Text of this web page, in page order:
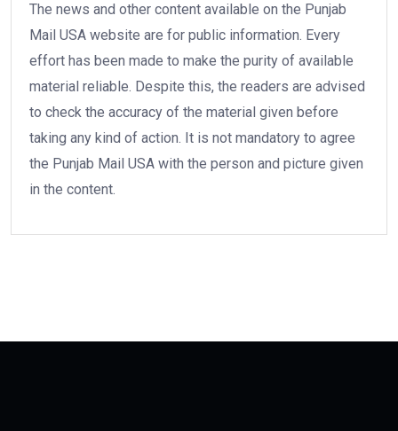
The news and other content available on the Punjab
Mail USA website are for public information. Every
effort has been made to make the purity of available
material reliable. Despite this, the readers are advised
to check the accuracy of the material given before
taking any kind of action. It is not mandatory to agree
the Punjab Mail USA with the person and picture given
in the content.